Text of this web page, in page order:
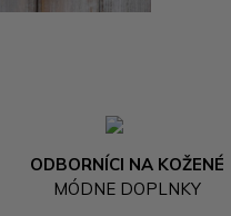
ODBORNÍCI NA KOŽENÉ
MÓDNE DOPLNKY